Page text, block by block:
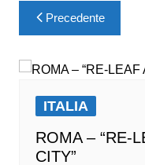
Precedente
ITALIA
ROMA – “RE-
CITY”